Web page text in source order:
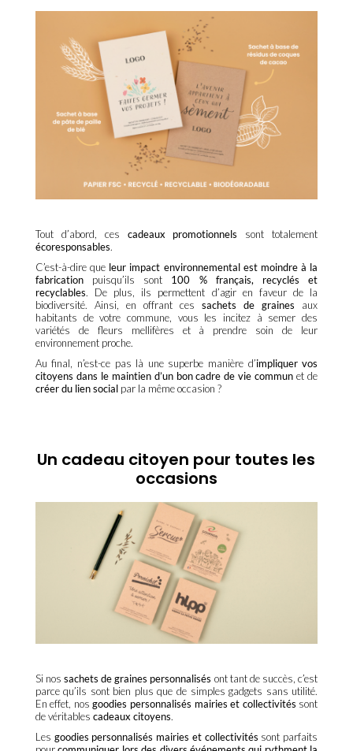
Tout d’abord, ces cadeaux promotionnels sont totalement
écoresponsables.
C’est-à-dire que leur impact environnemental est moindre à la
fabricationpuisqu’ils sont 100 % français, recyclés et
recyclables. De plus, ils permettent d’agir en faveur de la
biodiversité. Ainsi, en offrant cessachets de graines aux
habitants de votre commune, vous les incitez à semer des
variétés de fleurs mellifères et à prendre soin de leur
environnement proche.
Au final, n’est-ce pas là une superbe manière d’impliquer vos
citoyens dans le maintien d’un bon cadre de vie commun et de
créer du lien socialpar la même occasion ?
Un cadeau citoyen pour toutes les
occasions
Si nossachets de graines personnalisés ont tant de succès, c’est
parce qu’ils sont bien plus que de simples gadgets sans utilité.
En effet, nosgoodies personnalisés mairies et collectivités sont
de véritables cadeaux citoyens.
Les goodies personnalisés mairies et collectivités sont parfaits